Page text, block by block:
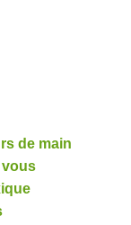
de main
vous